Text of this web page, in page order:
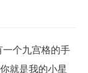
个九宫格的手
就是我的小星